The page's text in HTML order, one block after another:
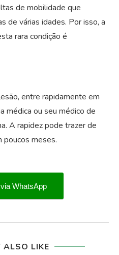
de mobilidade que
de várias idades. Por isso, a
rara condição é
entre rapidamente em
médica ou seu médico de
A rapidez pode trazer de
poucos meses.
WhatsApp
ALSO LIKE